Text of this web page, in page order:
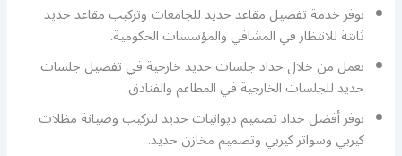
نوفر خدمة تفصيل مقاعد حديد للجامعات وتركيب مقاعد حديد
ثابتة للانتظار في المشافي والمؤسسات الحكومية.
نعمل من خلال حداد جلسات حديد خارجية في تفصيل جلسات
حديد للجلسات الخارجية في المطاعم والفنادق.
نوفر أفضل حداد تصميم ديوانيات حديد لتركيب وصيانة مظلات
كيربي وسواتر كيربي وتصميم مخازن حديد.